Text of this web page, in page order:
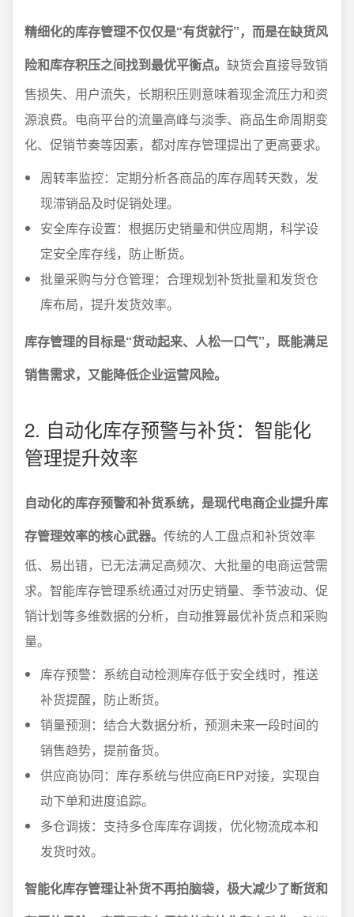
精细化的库存管理不仅仅是“有货就行”，而是在缺货风
险和库存积压之间找到最优平衡点。 缺货会直接导致销
售损失、用户流失，长期积压则意味着现金流压力和资
源浪费。电商平台的流量高峰与淡季、商品生命周期变
化、促销节奏等因素，都对库存管理提出了更高要求。
周转率监控：定期分析各商品的库存周转天数，发
现滞销品及时促销处理。
安全库存设置：根据历史销量和供应周期，科学设
定安全库存线，防止断货。
批量采购与分仓管理：合理规划补货批量和发货仓
库布局，提升发货效率。
库存管理的目标是“货动起来、人松一口气”，既能满足
销售需求，又能降低企业运营风险。
2. 自动化库存预警与补货：智能化
管理提升效率
自动化的库存预警和补货系统，是现代电商企业提升库
存管理效率的核心武器。 传统的人工盘点和补货效率
低、易出错，已无法满足高频次、大批量的电商运营需
求。智能库存管理系统通过对历史销量、季节波动、促
销计划等多维数据的分析，自动推算最优补货点和采购
量。
库存预警：系统自动检测库存低于安全线时，推送
补货提醒，防止断货。
销量预测：结合大数据分析，预测未来一段时间的
销售趋势，提前备货。
供应商协同：库存系统与供应商ERP对接，实现自
动下单和进度追踪。
多仓调拨：支持多仓库库存调拨，优化物流成本和
发货时效。
智能化库存管理让补货不再拍脑袋，极大减少了断货和